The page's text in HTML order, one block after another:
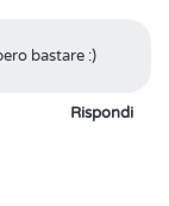
bastare :)
Rispondi